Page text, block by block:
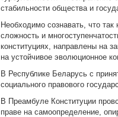
стабильности общества и
Необходимо сознавать, что
сложность и
конституциях, направлены на
на устойчивое эволюционное
В Республике Беларусь с
социального правового
В Преамбуле Конституции
праве на самоопределение,